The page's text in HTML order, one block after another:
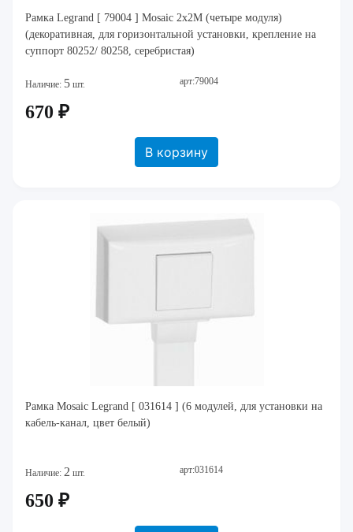
Рамка Legrand [ 79004 ] Mosaic 2x2M (четыре модуля)
(декоративная, для горизонтальной установки, крепление на
суппорт 80252/ 80258, серебристая)
Наличие: 5 шт. арт:79004
670 ₽
В корзину
Рамка Mosaic Legrand [ 031614 ] (6 модулей, для установки на
кабель-канал, цвет белый)
Наличие: 2 шт. арт:031614
650 ₽